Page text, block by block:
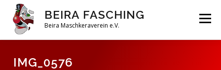
Inhalt
springen
BEIRA FASCHING
Beira Maschkeraverein e.V.
Menü
DAHOAM SAISON 2026
IMG_0576